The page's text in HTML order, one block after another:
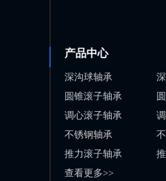
产品中心
深沟球轴承
圆锥滚子轴承
调心滚子轴承
不锈钢轴承
推力滚子轴承
查看更多>>